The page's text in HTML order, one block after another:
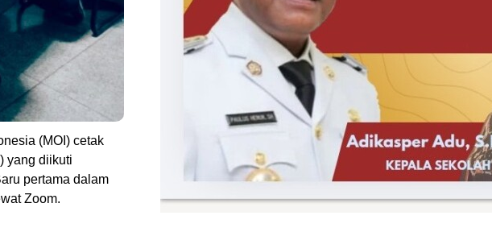
(MOI) cetak
yang diikuti
pertama dalam
Zoom.